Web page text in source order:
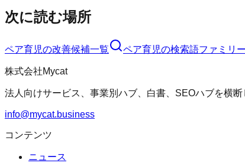
次に読む場所
ペア育児の改善候補一覧 ペア育児の検索語ファミリ
株式会社Mycat
法人向けサービス、事業別ハブ、白書、SEOハブを横断
info@mycat.business
コンテンツ
ニュース